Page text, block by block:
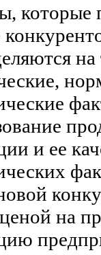
и ее
на